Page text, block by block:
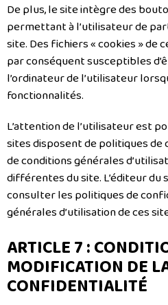
De plus, le site intègre des
permettant à l’utilisateur de
site. Des fichiers « cookies » de
par conséquent susceptibles
l’ordinateur de l’utilisateur
fonctionnalités.
L’attention de l’utilisateur est
sites disposent de politiques
de conditions générales
différentes du site. L’éditeur
consulter les politiques de
générales d’utilisation de ces
ARTICLE 7 :
MODIFICATION DE
CONFIDENTIALITÉ